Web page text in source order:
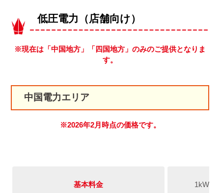
低圧電力（店舗向け）
※現在は「中国地方」「四国地方」のみのご提供となりま
す。
中国電力エリア
※2026年2月時点の価格です。
基本料金 1kW